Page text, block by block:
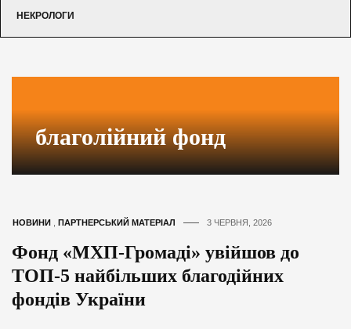
НЕКРОЛОГИ
благолійний фонд
НОВИНИ ПАРТНЕРСЬКИЙ МАТЕРІАЛ 3 ЧЕРВНЯ, 2026
Фонд «МХП-Громаді» увійшов до
ТОП-5 найбільших благодійних
фондів України